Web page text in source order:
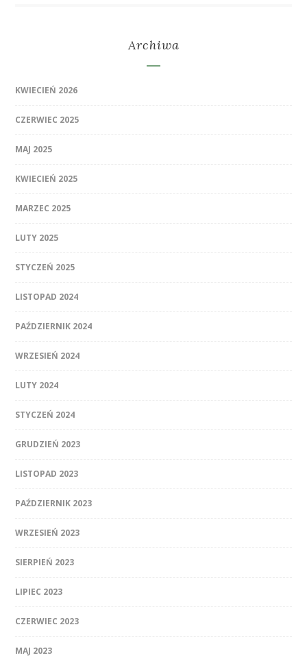
Archiwa
KWIECIEŃ 2026
CZERWIEC 2025
MAJ 2025
KWIECIEŃ 2025
MARZEC 2025
LUTY 2025
STYCZEŃ 2025
LISTOPAD 2024
PAŹDZIERNIK 2024
WRZESIEŃ 2024
LUTY 2024
STYCZEŃ 2024
GRUDZIEŃ 2023
LISTOPAD 2023
PAŹDZIERNIK 2023
WRZESIEŃ 2023
SIERPIEŃ 2023
LIPIEC 2023
CZERWIEC 2023
MAJ 2023